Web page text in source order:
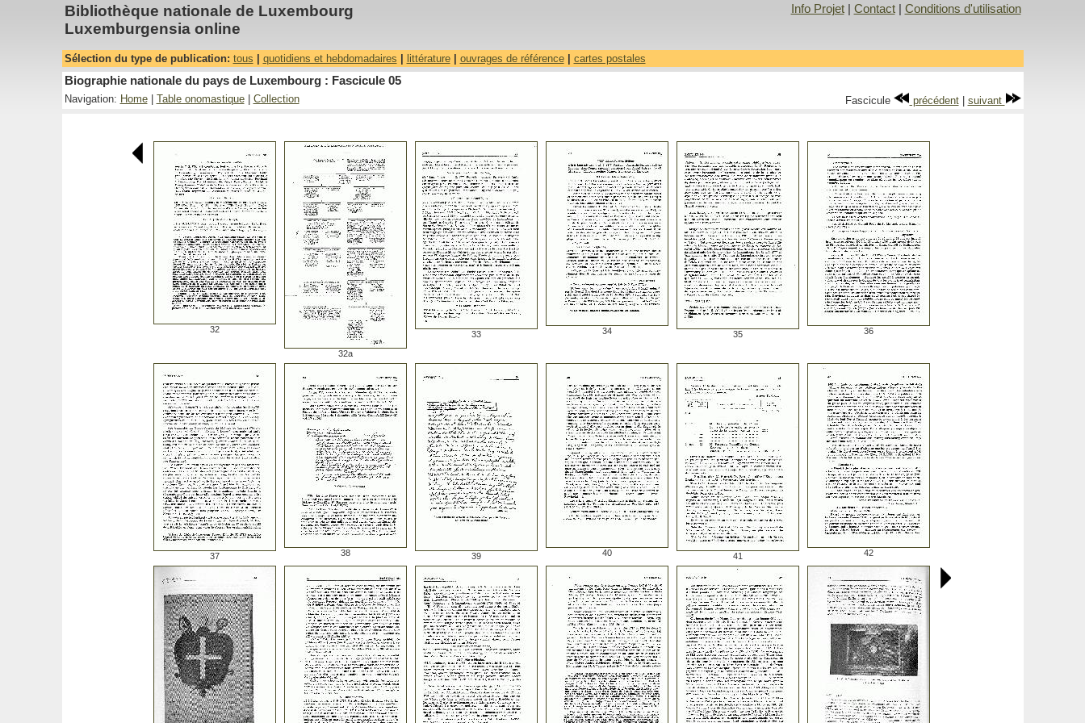
Bibliothèque nationale de Luxembourg
Luxemburgensia online
Info Projet| Contact| Conditions d'utilisation
Sélection du type de publication: tous quotidiens et hebdomadaires littérature| ouvrages de référence| cartes postales
Biographie nationale du pays de Luxembourg : Fascicule 05
Navigation: Home| Table onomastique| Collection Fascicule précédent| suivant
32
32a
33 34 35 36
37 38 39 40 41 42